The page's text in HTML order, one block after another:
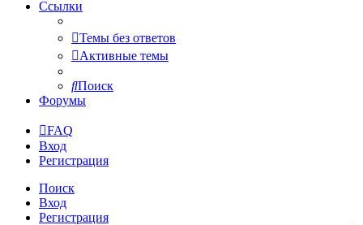
Ссылки
Темы без ответов
Активные темы
Поиск
Форумы
FAQ
Вход
Регистрация
Поиск
Вход
Регистрация